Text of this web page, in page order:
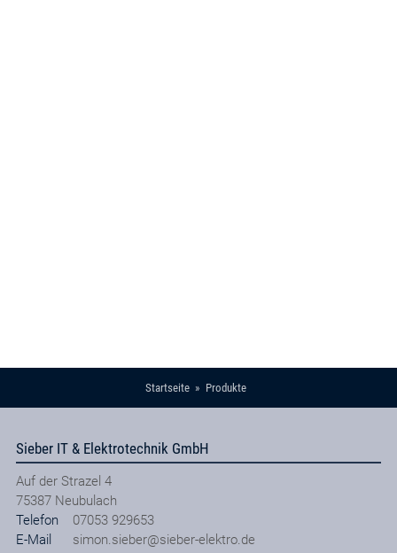
Startseite Produkte
Sieber IT & Elektrotechnik GmbH
Auf der Strazel 4
75387 Neubulach
Telefon
07053 929653
E-Mail
simon.sieber@sieber-elektro.de